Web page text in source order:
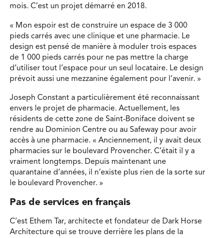
mois. C’est un projet démarré en 2018.
« Mon espoir est de construire un espace de 3 000
pieds carrés avec une clinique et une pharmacie. Le
design est pensé de manière à moduler trois espaces
de 1 000 pieds carrés pour ne pas mettre la charge
d’utiliser tout l’espace pour un seul locataire. Le design
prévoit aussi une mezzanine également pour l’avenir. »
Joseph Constant a particulièrement été reconnaissant
envers le projet de pharmacie. Actuellement, les
résidents de cette zone de Saint-Boniface doivent se
rendre au Dominion Centre ou au Safeway pour avoir
accès à une pharmacie. « Anciennement, il y avait deux
pharmacies sur le boulevard Provencher. C’était il y a
vraiment longtemps. Depuis maintenant une
quarantaine d’années, il n’existe plus rien de la sorte sur
le boulevard Provencher. »
Pas de services en français
C’est Ethem Tar, architecte et fondateur de Dark Horse
Architecture qui se trouve derrière les plans de la